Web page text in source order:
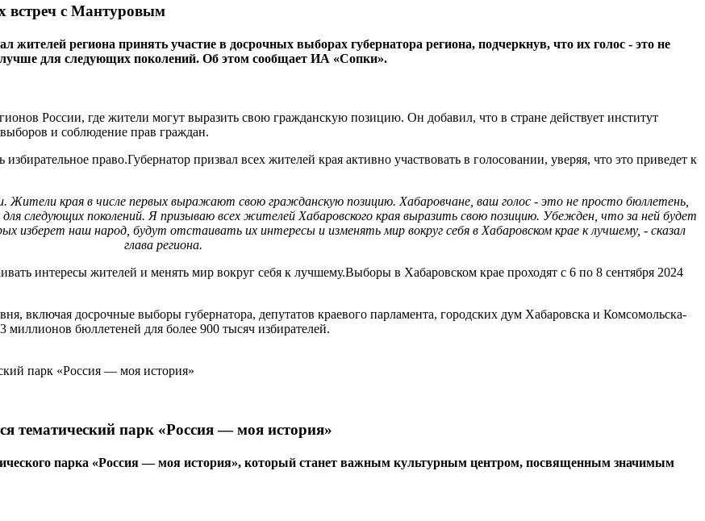
встреч с Мантуровым
региона принять участие в досрочных выборах губернатора региона, подчеркнув, что их голос - это не
лучше для следующих поколений. Об этом сообщает ИА «Сопки».
России, где жители могут выразить свою гражданскую позицию. Он добавил, что в стране действует институт
и соблюдение прав граждан.
право.Губернатор призвал всех жителей края активно участвовать в голосовании, уверяя, что это приведет к
Жители края в числе первых выражают свою гражданскую позицию. Хабаровчане, ваш голос - это не просто бюллетень,
следующих поколений. Я призываю всех жителей Хабаровского края выразить свою позицию. Убежден, что за ней будет
наш народ, будут отстаивать их интересы и изменять мир вокруг себя в Хабаровском крае к лучшему, - сказал
глава региона.
интересы жителей и менять мир вокруг себя к лучшему.Выборы в Хабаровском крае проходят с 6 по 8 сентября 2024
включая досрочные выборы губернатора, депутатов краевого парламента, городских дум Хабаровска и Комсомольска-
бюллетеней для более 900 тысяч избирателей.
тематический парк «Россия — моя история»
парка «Россия — моя история», который станет важным культурным центром, посвященным значимым